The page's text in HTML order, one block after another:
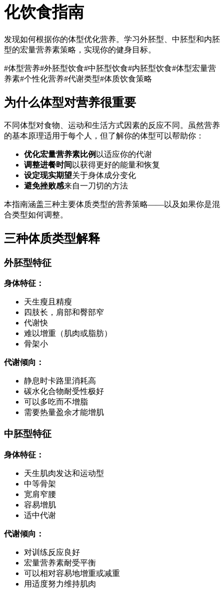
化饮食指南
发现如何根据你的体型优化营养。学习外胚型、中胚型和内胚
型的宏量营养素策略，实现你的健身目标。
#体型营养#外胚型饮食#中胚型饮食#内胚型饮食#体型宏量营
养素#个性化营养#代谢类型#体质饮食策略
为什么体型对营养很重要
不同体型对食物、运动和生活方式因素的反应不同。虽然营养
的基本原理适用于每个人，但了解你的体型可以帮助你：
优化宏量营养素比例 以适应你的代谢
调整进餐时间 以获得更好的能量和恢复
设定现实期望关于身体成分变化
避免挫败感来自一刀切的方法
本指南涵盖三种主要体质类型的营养策略——以及如果你是混
合类型如何调整。
三种体质类型解释
外胚型特征
身体特征：
天生瘦且精瘦
四肢长，肩部和臀部窄
代谢快
难以增重（肌肉或脂肪）
骨架小
代谢倾向：
静息时卡路里消耗高
碳水化合物耐受性极好
可以多吃而不增脂
需要热量盈余才能增肌
中胚型特征
身体特征：
天生肌肉发达和运动型
中等骨架
宽肩窄腰
容易增肌
适中代谢
代谢倾向：
对训练反应良好
宏量营养素耐受平衡
可以相对容易地增重或减重
用适度努力维持肌肉